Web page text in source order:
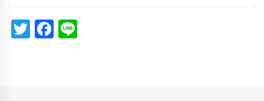
TwitterFacebook